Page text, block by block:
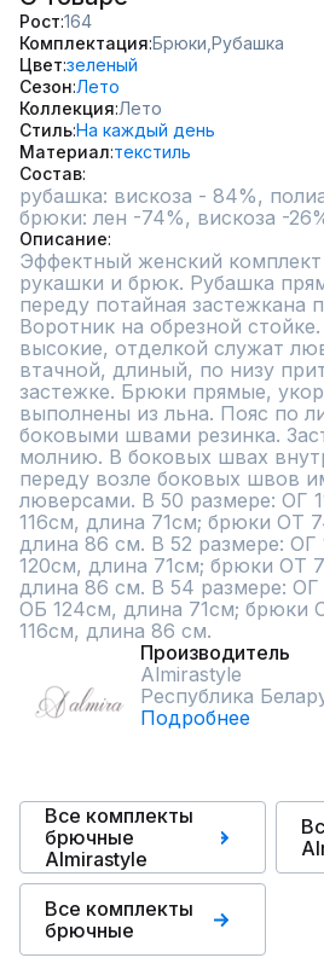
Рост 164
Комплектация Брюки, Рубашка
Цвет зеленый
Сезон Лето
Коллекция Лето
СтильНа каждый день
Материал текстиль
Состав
рубашка: вискоза - 84%,
брюки: лен -74%, вискоза -
Описание
Эффектный женский комплект
рукашки и брюк. Рубашка
переду потайная застежкана
Воротник на обрезной
высокие, отделкой служат
втачной, длиный, по низу
застежке. Брюки прямые,
выполнены из льна. Пояс по
боковыми швами резинка.
молнию. В боковых швах
переду возле боковых швов
люверсами. В 50 размере: ОГ
116см, длина 71см; брюки ОТ
длина 86 см. В 52 размере: ОГ
120см, длина 71см; брюки ОТ
длина 86 см. В 54 размере:
ОБ 124см, длина 71см; брюки
116см, длина 86 см.
Производитель
Almirastyle
Республика
Подробнее
Все комплекты
брючные
Almirastyle
Все комплекты
брючные